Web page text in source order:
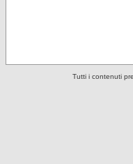
Tutti i contenuti